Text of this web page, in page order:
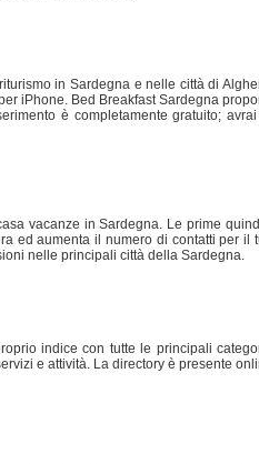
in Sardegna e nelle città di
iPhone. Bed Breakfast Sardegna
è completamente gratuito;
vacanze in Sardegna. Le prime
ed aumenta il numero di contatti per il
nelle principali città della Sardegna.
indice con tutte le principali
e attività. La directory è presente